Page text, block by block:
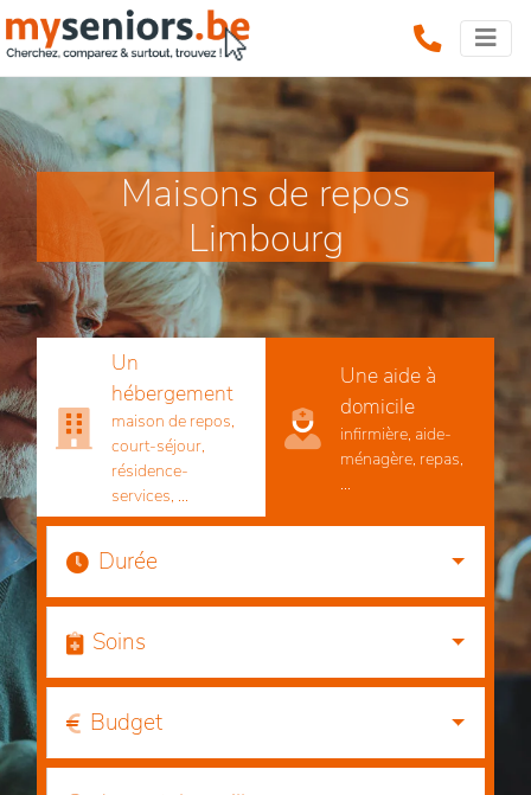
Maisons de repos
Limbourg
Un
hébergement
maison de repos,
court-séjour,
résidence-
services, ...
Une aide à
domicile
infirmière, aide-
ménagère, repas,
...
Durée
Soins
Budget